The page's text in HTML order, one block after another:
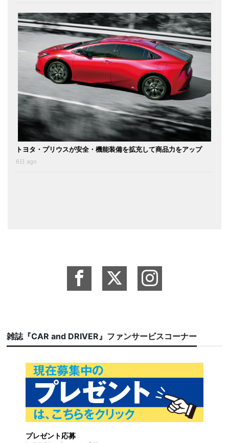
トヨタ・プリウスが安全・機能装備を拡充して商品力をアップ
6日 ago
雑誌『CAR and DRIVER』ファンサービスコーナー
プレゼント応募